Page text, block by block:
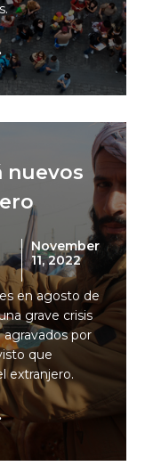
nuevos
November
11, 2022
en agosto de
grave crisis
por
que
extranjero.